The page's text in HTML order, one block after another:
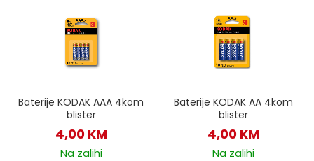
Baterije KODAK AAA 4kom
blister
4,00 KM
Na zalihi
Baterije KODAK AA 4kom
blister
4,00 KM
Na zalihi